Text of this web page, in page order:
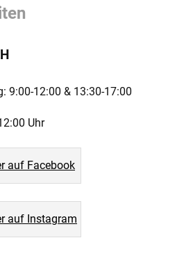
9:00-12:00 ­& 13:30-17:00
Uhr
auf Facebook
auf Instagram